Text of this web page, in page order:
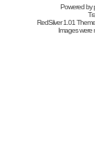
Powered by
RedSilver 1.01
Images were